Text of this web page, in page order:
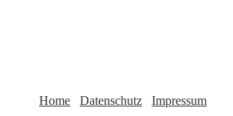
Home Datenschutz Impressum